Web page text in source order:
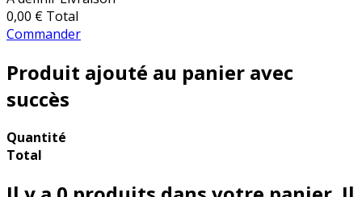
0,00 € Total
Commander
Produit ajouté au panier avec
succès
Quantité
Total